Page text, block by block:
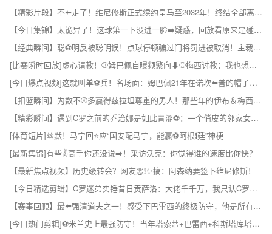
【精彩片段】不⬅️走了！维尼修斯正式续约皇马至2032年！终结全部离队流言！
【今日集锦】太诡异了！这球第一下没进一脸➡️疑惑，回放看原来是碰到了门将⚾
【经典瞬间】聪⚽明反被聪明误！点球停顿骗过门将罚进被取消！主裁掏黄牌伺候！
[比赛瞬时回放]虚心请教！⚾姆巴佩自曝频繁向⬇⚾️梅西讨教：我也想赢得一切
[今日爆点视频]这就叫单⚽兵！名场面：姆巴佩21年在诺坎⬅️普的帽子戏法！
【扣篮瞬间】为数不⚾多赢得兹拉坦尊重的男人！那些年的伊布＆梅西~✌️
【精彩瞬间】遇到C罗之前的乔治娜是如此青涩⚽：一个俏皮的邻家女孩~
[体育短片]幽默！马宁回⭐应“国安配马宁，能赢⚽阿根❗廷”神梗
[最新集锦]有些✌️高手你还没说➡️！采访沃克：你觉得谁的速度比你快？
【最新焦点视频】历史级转会？网友恶❕✨搞：阿森纳要签下维尼修斯！
【今日精选剪辑】C罗迷弟实锤昔日贡萨洛：大佬千千万，我只认C罗⚽这⬆️一个
【赛事回顾】最⬅️强清道夫之一！感受下巴雷西的终极防守，他是所有前锋➡️的噩梦
[今日热门剪辑]⚽米兰史上最强防守！当年塔索蒂+巴雷西+科斯塔库塔+马尔⚽蒂尼